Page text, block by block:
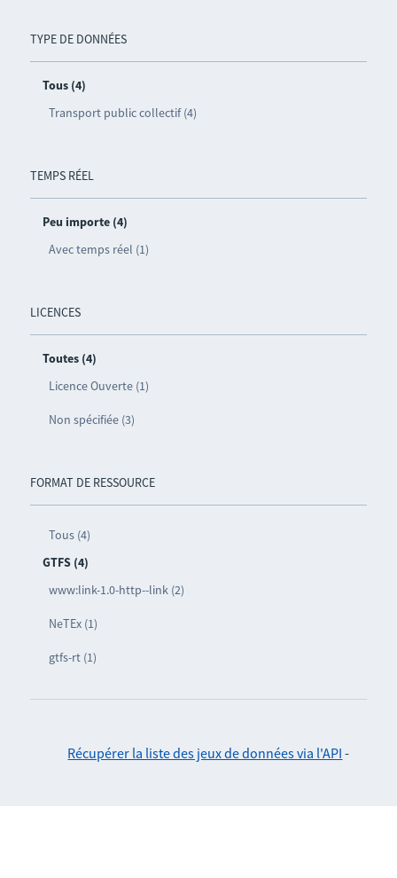
TYPE DE DONNÉES
Tous (4)
Transport public collectif (4)
TEMPS RÉEL
Peu importe (4)
Avec temps réel (1)
LICENCES
Toutes (4)
Licence Ouverte (1)
Non spécifiée (3)
FORMAT DE RESSOURCE
Tous (4)
GTFS (4)
www:link-1.0-http--link (2)
NeTEx (1)
gtfs-rt (1)
Récupérer la liste des jeux de données via l'API -